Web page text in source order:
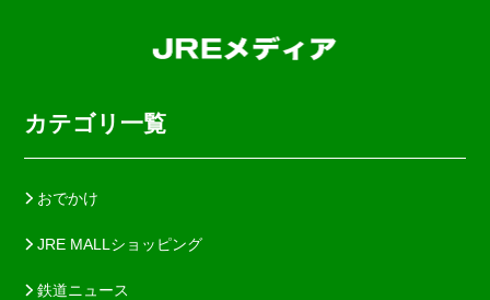
カテゴリ一覧
おでかけ
JRE MALLショッピング
鉄道ニュース